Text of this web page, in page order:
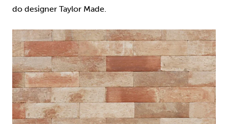
do designer Taylor Made.